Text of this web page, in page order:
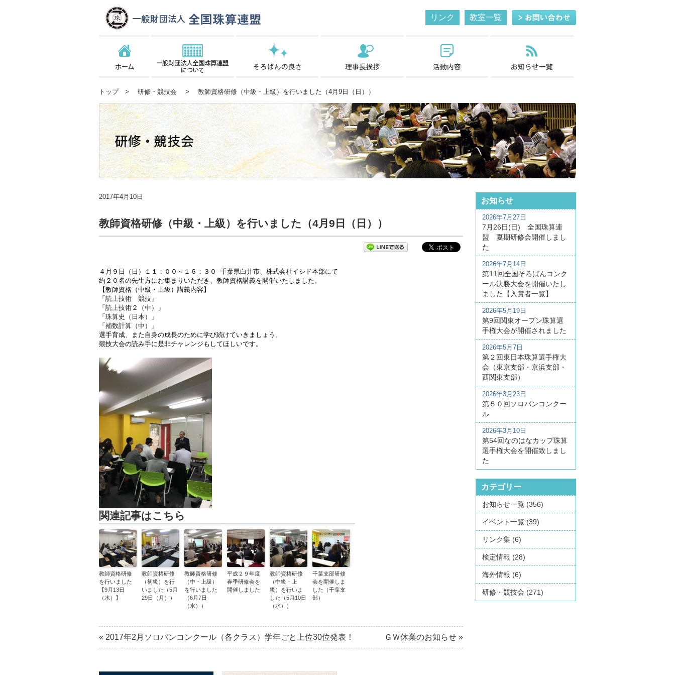
教室一覧
リンク
トップ> 研修・競技会 > 教師資格研修（中級・上級）を行いました（4月9日（日））
2017年4月10日
教師資格研修（中級・上級）を行いました（4月9日（日））
４月９日（日）１１：００～１６：３０ 千葉県白井市、株式会社イシド本部にて
約２０名の先生方にお集まりいただき、教師資格講義を開催いたしました。
【教師資格（中級・上級）講義内容】
「 読上技術　競技 」
「 読上技術２（中）
」
「 珠算史（日本）
」
「 補数計算（中）」
選手育成、また自身の成長のために学び続けていきましょう。
競技大会の読み手に是非チャレンジもしてほしいです。
関連記事はこちら
教師資格研修
を行いました
【9月13日
（水）】
教師資格研修
（初級）を行
いました（5月
29日（月））
教師資格研修
（中・上級）
を行いました
（6月7日
（水））
平成２９年度
春季研修会を
開催しました
教師資格研修
（中級・上
級）を行いま
した（5月10日
（水））
千葉支部研修
会を開催しま
した（千葉支
部）
« 2017年2月ソロバンコンクール（各クラス）学年ごと上位30位発表！ ＧＷ休業のお知らせ »
お知らせ
2026年7月27日
7月26日(日) 全国珠算連
盟 夏期研修会開催しまし
た
2026年7月14日
第11回全国そろばんコンク
ール決勝大会を開催いたし
ました【入賞者一覧】
2026年5月19日
第9回関東オープン珠算選
手権大会が開催されました
2026年5月7日
第２回東日本珠算選手権大
会（東京支部・京浜支部・
西関東支部）
2026年3月23日
第５０回ソロバンコンクー
ル
2026年3月10日
第54回なのはなカップ珠算
選手権大会を開催致しまし
た
カテゴリー
お知らせ一覧 (356)
イベント一覧 (39)
リンク集 (6)
検定情報 (28)
海外情報 (6)
研修・競技会 (271)